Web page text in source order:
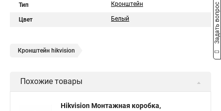
Тип Кронштейн
Цвет Белый
Кронштейн hikvision
Похожие товары
Hikvision Монтажная коробка,
Задать вопрос